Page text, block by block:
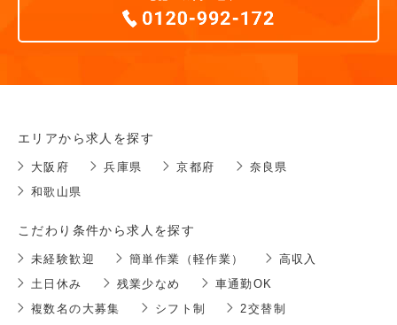
エリアから求人を探す
大阪府 兵庫県 京都府
奈良県
和歌山県
こだわり条件から求人を探す
未経験歓迎 簡単作業（軽作業）
高収入
土日休み
残業少なめ
車通勤OK
複数名の大募集
シフト制
2交替制